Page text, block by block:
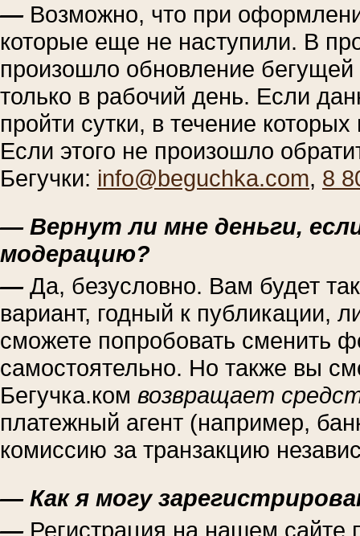
— Возможно, что при
которые еще не наступили. В
произошло обновление
только в рабочий день. Если
пройти сутки, в течение
Если этого не произошло
Бегучки: info@beguchka.com, 8
— Вернут ли мне деньги,
модерацию?
— Да, безусловно. Вам будет
вариант, годный к публикации,
сможете попробовать сменить
самостоятельно. Но также вы
Бегучка.ком возвращает
платежный агент (например,
комиссию за транзакцию
— Как я могу
— Регистрация на нашем сайте